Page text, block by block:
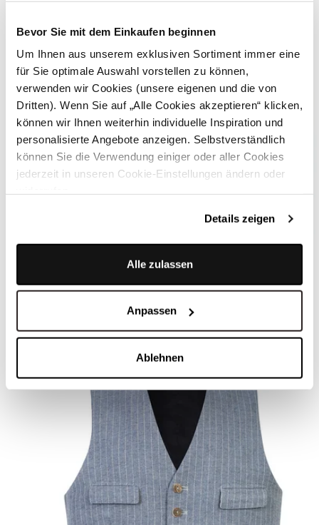
Bevor Sie mit dem Einkaufen beginnen
Um Ihnen aus unserem exklusiven Sortiment immer eine
für Sie optimale Auswahl vorstellen zu können,
verwenden wir Cookies (unsere eigenen und die von
Dritten). Wenn Sie auf „Alle Cookies akzeptieren“ klicken,
können wir Ihnen weiterhin individuelle Inspiration und
personalisierte Angebote anzeigen. Selbstverständlich
können Sie die Verwendung einiger oder aller Cookies
jederzeit in unseren Cookie-Einstellungen ändern oder
Details zeigen
Alle zulassen
Anpassen
Ablehnen
Azurblaues Hemd - BERNET AZURBLAU
WEITERE STYLES VON